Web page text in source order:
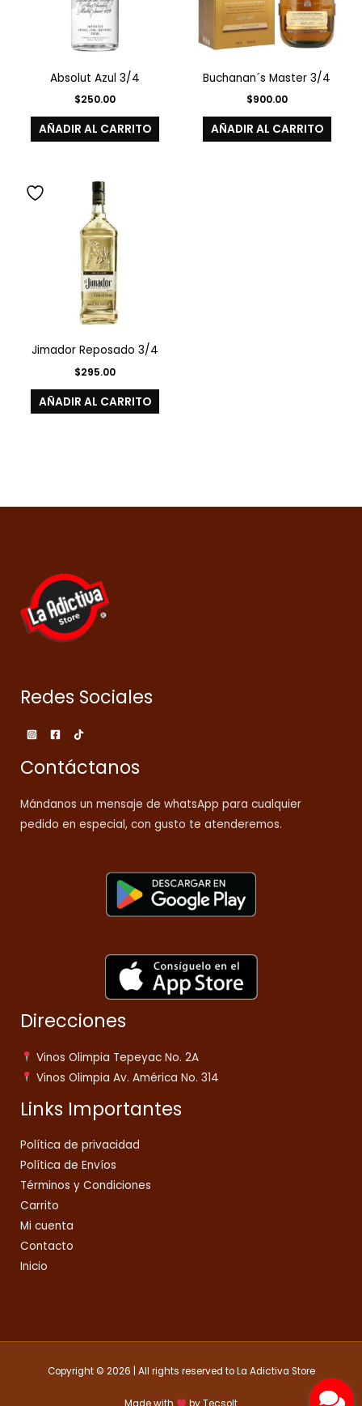
Absolut Azul 3/4
$250.00
AÑADIR AL CARRITO
Buchanan´s Master 3/4
$900.00
AÑADIR AL CARRITO
Jimador Reposado 3/4
$295.00
AÑADIR AL CARRITO
Redes Sociales
Contáctanos
Mándanos un mensaje de whatsApp para cualquier
pedido en especial, con gusto te atenderemos.
Direcciones
Vinos Olimpia Tepeyac No. 2A
Vinos Olimpia Av. América No. 314
Links Importantes
Política de privacidad
Política de Envíos
Términos y Condiciones
Carrito
Mi cuenta
Contacto
Inicio
Copyright © 2026 | All rights reserved to La Adictiva Store